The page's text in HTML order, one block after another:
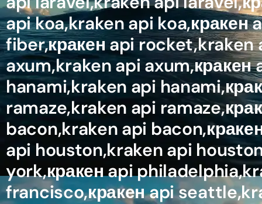
api koa,kraken api koa,кракен
fiber,кракен api rocket,kraken
axum,kraken api
hanami,kraken api
ramaze,kraken api
bacon,kraken api
api houston,kraken api
york,кракен api
francisco,кракен api